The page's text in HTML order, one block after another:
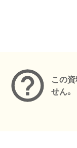
この
せん。